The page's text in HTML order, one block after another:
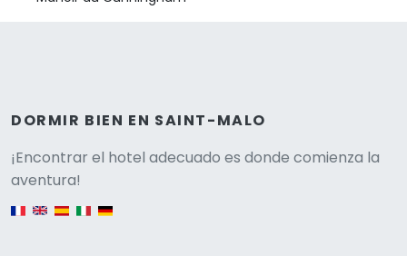
DORMIR BIEN EN SAINT-MALO
¡Encontrar el hotel adecuado es donde comienza la
aventura!
English version